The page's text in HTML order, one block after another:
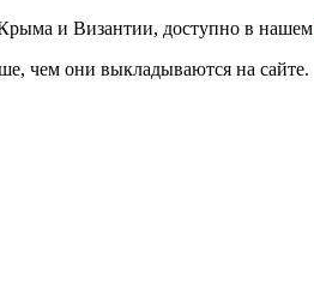
и Византии, доступно в нашем
чем они выкладываются на сайте.